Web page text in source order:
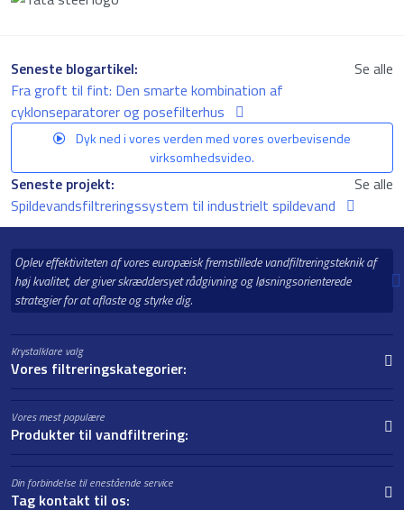
Seneste blogartikel:
Se alle
Fra groft til fint: Den smarte kombination af
cyklonseparatorer og posefilterhus
Dyk ned i vores verden med vores overbevisende
virksomhedsvideo.
Seneste projekt:
Se alle
Spildevandsfiltreringssystem til industrielt spildevand
Oplev effektiviteten af vores europæisk fremstillede vandfiltreringsteknik af
høj kvalitet, der giver skræddersyet rådgivning og løsningsorienterede
strategier for at aflaste og styrke dig.
Krystalklare valg
Vores filtreringskategorier:
Vores mest populære
Produkter til vandfiltrering:
Din forbindelse til enestående service
Tag kontakt til os: